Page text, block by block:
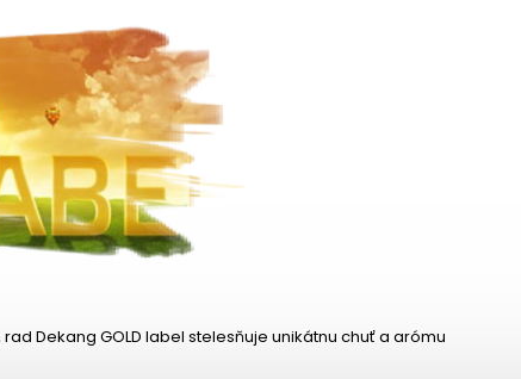
Dekang GOLD label stelesňuje unikátnu chuť a arómu